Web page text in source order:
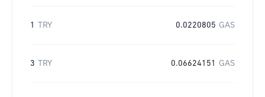
1 TRY 0.0220805 GAS
3 TRY 0.06624151 GAS